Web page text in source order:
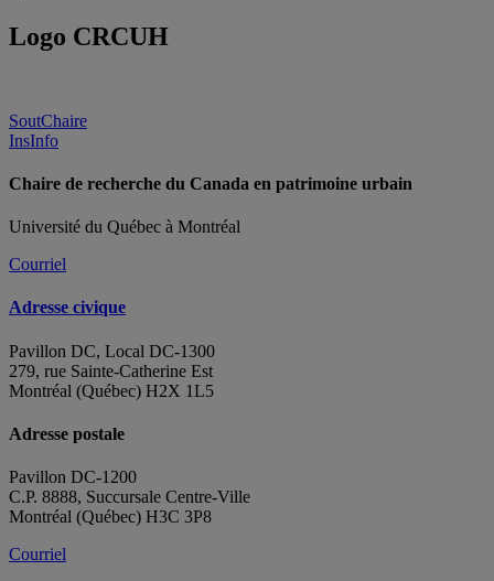
Logo CRCUH
SoutChaire
InsInfo
Chaire de recherche du Canada en patrimoine urbain
Université du Québec à Montréal
Courriel
Adresse civique
Pavillon DC, Local DC-1300
279, rue Sainte-Catherine Est
Montréal (Québec) H2X 1L5
Adresse postale
Pavillon DC-1200
C.P. 8888, Succursale Centre-Ville
Montréal (Québec) H3C 3P8
Courriel